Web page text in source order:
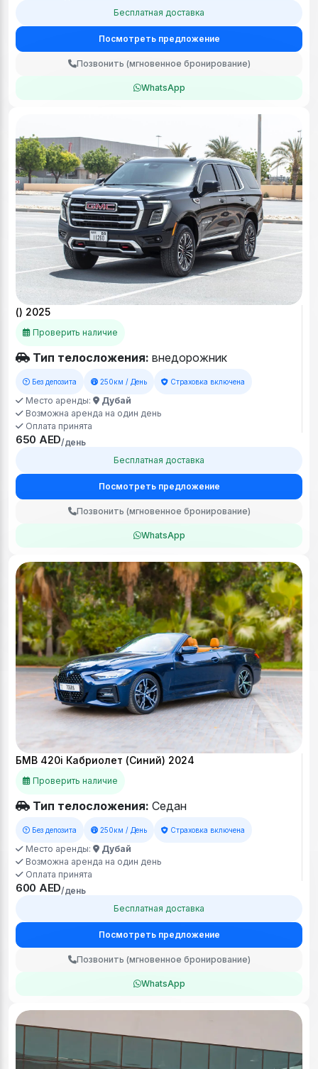
Бесплатная доставка
Посмотреть предложение
Позвонить (мгновенное бронирование)
WhatsApp
() 2025
Проверить наличие
Тип телосложения: внедорожник
Без депозита 250км / День Страховка включена
Место аренды:
Дубай
Возможна аренда на один день
Оплата принята
650 AED/день
Бесплатная доставка
Посмотреть предложение
Позвонить (мгновенное бронирование)
WhatsApp
БМВ 420i Кабриолет (Синий) 2024
Проверить наличие
Тип телосложения: Седан
Без депозита 250км / День Страховка включена
Место аренды:
Дубай
Возможна аренда на один день
Оплата принята
600 AED/день
Бесплатная доставка
Посмотреть предложение
Позвонить (мгновенное бронирование)
WhatsApp